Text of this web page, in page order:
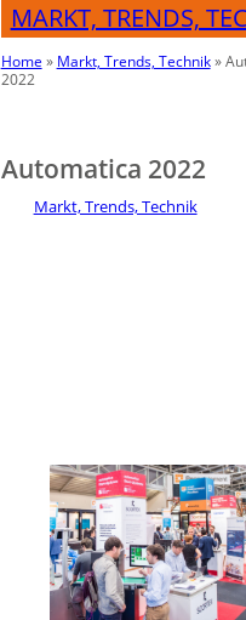
MARKT, TRENDS,
Home » Markt, Trends, Technik»
2022
Automatica 2022
Markt, Trends, Technik